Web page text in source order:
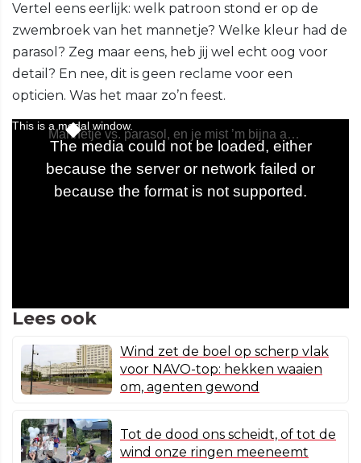
Vertel eens eerlijk: welk patroon stond er op de
zwembroek van het mannetje? Welke kleur had de
parasol? Zeg maar eens, heb jij wel echt oog voor
detail? En nee, dit is geen reclame voor een
opticien. Was het maar zo’n feest.
Lees ook
Wind zet de boel op scherp vlak
voor NAVO-top: hekken waaien
om, agenten gewond
Tot de dood ons scheidt, of tot de
wind onze ringen meeneemt